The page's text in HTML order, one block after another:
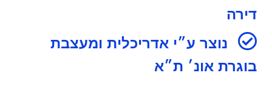
דירה
נוצר ע״י אדריכלית ומעצבת
בוגרת אונ׳ ת״א